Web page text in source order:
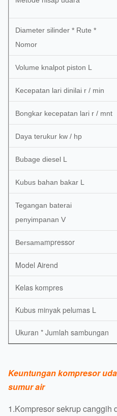
Diameter silinder * Rute *
Nomor
Volume knalpot piston L
Kecepatan lari dinilai r / min
Bongkar kecepatan lari r / mnt
Daya terukur kw / hp
Bubage diesel L
Kubus bahan bakar L
Tegangan baterai
penyimpanan V
Bersamampressor
Model Airend
Kelas kompres
Kubus minyak pelumas L
Ukuran * Jumlah sambungan
Keuntungan kompresor
sumur air
1.Kompresor sekrup canggih